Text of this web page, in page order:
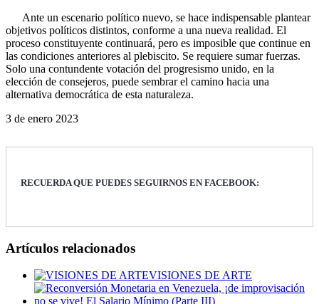
Ante un escenario político nuevo, se hace indispensable plantear
objetivos políticos distintos, conforme a una nueva realidad. El
proceso constituyente continuará, pero es imposible que continue en
las condiciones anteriores al plebiscito. Se requiere sumar fuerzas.
Solo una contundente votación del progresismo unido, en la
elección de consejeros, puede sembrar el camino hacia una
alternativa democrática de esta naturaleza.
3 de enero 2023
RECUERDA QUE PUEDES SEGUIRNOS EN FACEBOOK:
Artículos relacionados
VISIONES DE ARTE